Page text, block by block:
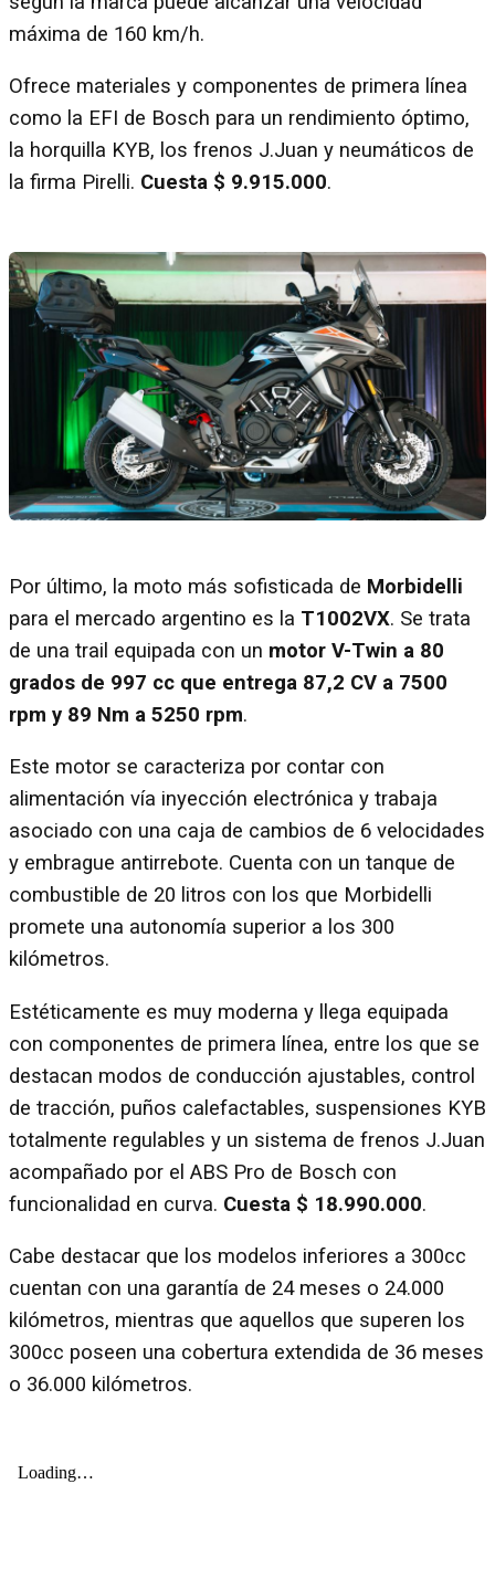
máxima de 160 km/h.
Ofrece materiales y componentes de primera línea
como la EFI de Bosch para un rendimiento óptimo,
la horquilla KYB, los frenos J.Juan y neumáticos de
la firma Pirelli. Cuesta $ 9.915.000.
Por último, la moto más sofisticada de Morbidelli
para el mercado argentino es la T1002VX. Se trata
de una trail equipada con un motor V-Twin a 80
grados de 997 cc que entrega 87,2 CV a 7500
rpm y 89 Nm a 5250 rpm.
Este motor se caracteriza por contar con
alimentación vía inyección electrónica y trabaja
asociado con una caja de cambios de 6 velocidades
y embrague antirrebote. Cuenta con un tanque de
combustible de 20 litros con los que Morbidelli
promete una autonomía superior a los 300
kilómetros.
Estéticamente es muy moderna y llega equipada
con componentes de primera línea, entre los que se
destacan modos de conducción ajustables, control
de tracción, puños calefactables, suspensiones KYB
totalmente regulables y un sistema de frenos J.Juan
acompañado por el ABS Pro de Bosch con
funcionalidad en curva. Cuesta $ 18.990.000.
Cabe destacar que los modelos inferiores a 300cc
cuentan con una garantía de 24 meses o 24.000
kilómetros, mientras que aquellos que superen los
300cc poseen una cobertura extendida de 36 meses
o 36.000 kilómetros.